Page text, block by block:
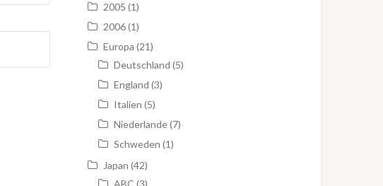
2005 (1)
2006(1)
Europa (21)
Deutschland (5)
England (3)
Italien (5)
Niederlande(7)
Schweden (1)
Japan (42)
ABC (3)